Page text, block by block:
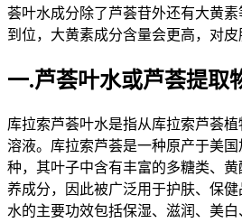
荟叶水成分除了芦荟苷外还有大黄
到位，大黄素成分含量会更高，对皮
一.芦荟叶水或芦荟提取
库拉索芦荟叶水是指从库拉索芦荟
溶液。库拉索芦荟是一种原产于美
种，其叶子中含有丰富的多糖类、
养成分，因此被广泛用于护肤、保
水的主要功效包括保湿、滋润、美